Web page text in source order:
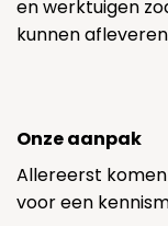
en werktuigen
kunnen
Onze aanpak
Allereerst
voor een